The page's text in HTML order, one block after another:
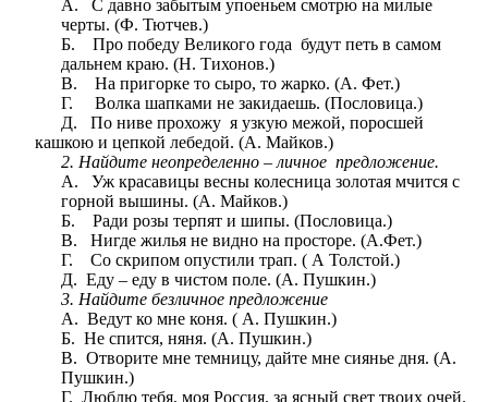
А. С давно забытым упоеньем смотрю на милые
черты. (Ф. Тютчев.)
Б. Про победу Великого года будут петь в самом
дальнем краю. (Н. Тихонов.)
В. На пригорке то сыро, то жарко. (А. Фет.)
Г. Волка шапками не закидаешь. (Пословица.)
Д. По ниве прохожу я узкую межой, поросшей
кашкою и цепкой лебедой. (А. Майков.)
2. Найдите неопределенно – личное предложение.
А. Уж красавицы весны колесница золотая мчится с
горной вышины. (А. Майков.)
Б. Ради розы терпят и шипы. (Пословица.)
В. Нигде жилья не видно на просторе. (А.Фет.)
Г. Со скрипом опустили трап. ( А Толстой.)
Д. Еду – еду в чистом поле. (А. Пушкин.)
3. Найдите безличное предложение
А. Ведут ко мне коня. ( А. Пушкин.)
Б. Не спится, няня. (А. Пушкин.)
В. Отворите мне темницу, дайте мне сиянье дня. (А.
Пушкин.)
Г. Люблю тебя, моя Россия, за ясный свет твоих очей.